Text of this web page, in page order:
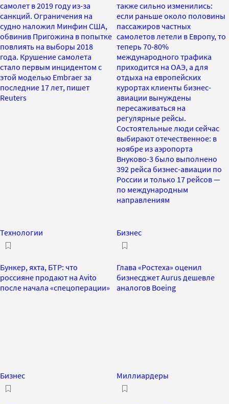
самолет в 2019 году из-за
санкций. Ограничения на
судно наложил Минфин США,
обвинив Пригожина в попытке
повлиять на выборы 2018
года. Крушение самолета
стало первым инцидентом с
этой моделью Embraer за
последние 17 лет, пишет
Reuters
также сильно изменились:
если раньше около половины
пассажиров частных
самолетов летели в Европу, то
теперь 70-80%
международного трафика
приходится на ОАЭ, а для
отдыха на европейских
курортах клиенты бизнес-
авиации вынуждены
пересаживаться на
регулярные рейсы.
Состоятельные люди сейчас
выбирают отечественное: в
ноябре из аэропорта
Внуково-3 было выполнено
392 рейса бизнес-авиации по
России и только 17 рейсов —
по международным
направлениям
Технологии
Бункер, яхта, БТР: что
россияне продают на Avito
после начала «спецоперации»
Бизнес
Глава «Ростеха» оценил
бизнесджет Aurus дешевле
аналогов Boeing
Бизнес Миллиардеры